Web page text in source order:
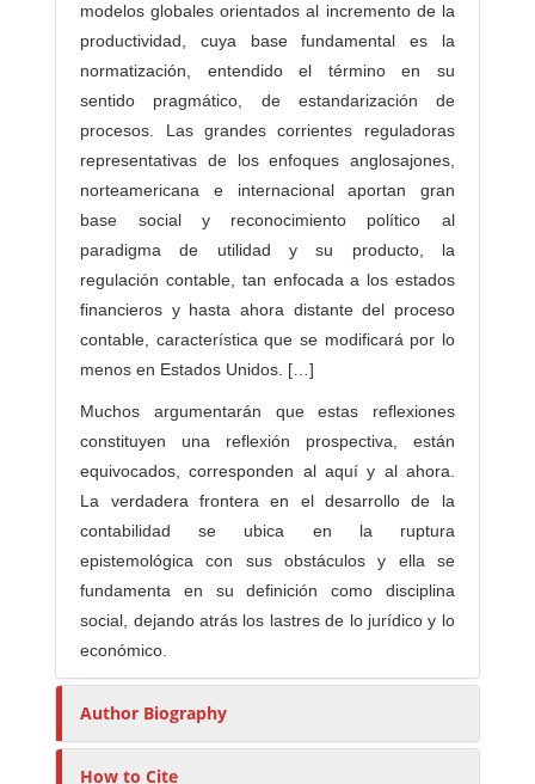
modelos globales orientados al incremento de la
productividad, cuya base fundamental es la
normatización, entendido el término en su
sentido pragmático, de estandarización de
procesos. Las grandes corrientes reguladoras
representativas de los enfoques anglosajones,
norteamericana e internacional aportan gran
base social y reconocimiento político al
paradigma de utilidad y su producto, la
regulación contable, tan enfocada a los estados
financieros y hasta ahora distante del proceso
contable, característica que se modificará por lo
menos en Estados Unidos. […]
Muchos argumentarán que estas reflexiones
constituyen una reflexión prospectiva, están
equivocados, corresponden al aquí y al ahora.
La verdadera frontera en el desarrollo de la
contabilidad se ubica en la ruptura
epistemológica con sus obstáculos y ella se
fundamenta en su definición como disciplina
social, dejando atrás los lastres de lo jurídico y lo
económico.
Author Biography
How to Cite